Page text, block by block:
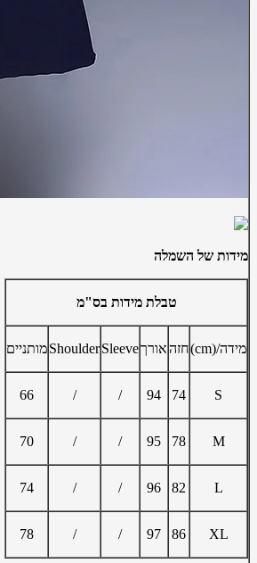
מידות של השמלה
טבלת מידות בס"מ
מידה/(cm) חזהאורךSleeve
Shoulderמותניים
S
74
94
/
/
66
M
78
95
/
/
70
L
82
96
/
/
74
XL
86
97
/
/
78